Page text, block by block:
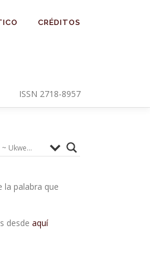
CRÉDITOS
ISSN 2718-8957
la palabra que
desde aquí